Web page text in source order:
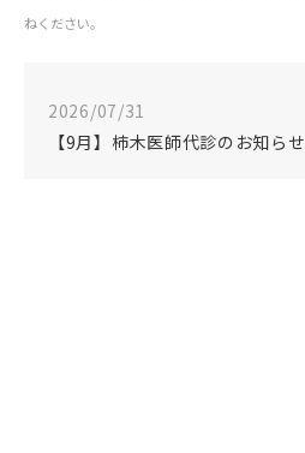
ねください。
2026/07/31
【9月】柿木医師代診のお知らせ